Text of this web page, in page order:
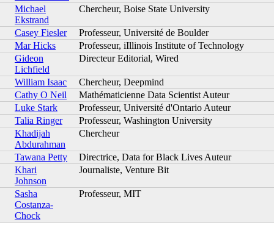
Michael
Ekstrand
Chercheur, Boise State University
Casey Fiesler
Professeur, Université de Boulder
Mar Hicks
Professeur, iIllinois Institute of Technology
Gideon
Lichfield
Directeur Editorial, Wired
William Isaac
Chercheur, Deepmind
Cathy O Neil
Mathématicienne Data Scientist Auteur
Luke Stark
Professeur, Université d'Ontario Auteur
Talia Ringer
Professeur, Washington University
Khadijah
Abdurahman
Chercheur
Tawana Petty
Directrice, Data for Black Lives Auteur
Khari
Johnson
Journaliste, Venture Bit
Sasha
Costanza-
Chock
Professeur, MIT